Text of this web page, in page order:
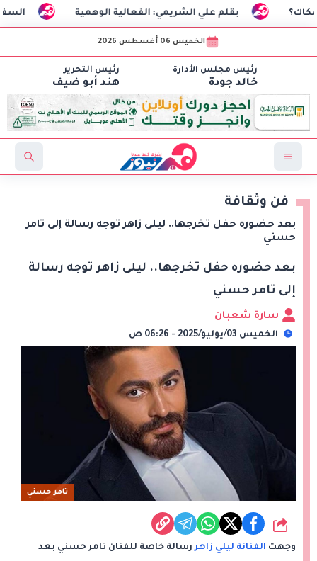
السفير التركي: محمد علي الشريمي: الفعالية الوهمية
الخميس 06 أغسطس 2026
رئيس مجلس الأدارة
خالد جودة
رئيس التحرير
هند أبو ضيف
فن وثقافة
بعد حضوره حفل تخرجها.. ليلى زاهر توجه رسالة إلى تامر
حسني
بعد حضوره حفل تخرجها.. ليلى زاهر توجه رسالة
إلى تامر حسني
سارة شعبان
الخميس 03/يوليو/2025 - 06:26 ص
تامر حسني
شارك
وجهت الفنانة ليلي زاهررسالة خاصة للفنان تامر حسني بعد